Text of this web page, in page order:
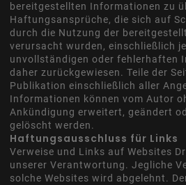
bereitgestellten Informationen zu
Haftungsansprüche, die sich auf
durch die Nutzung der
verursacht wurden, einschließlich
unvollständigen oder fehlerhaften
daher zurückgewiesen. Teile der
Publikation einschließlich aller
Informationen können vom Autor
Ankündigung erweitert, geändert
gelöscht werden.
Haftungsausschluss für Links
Verweise und Links auf Websites
unserer Verantwortung. Jegliche
solche Websites wird abgelehnt.